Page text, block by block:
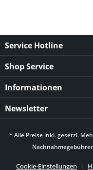
Service Hotline
Shop Service
Informationen
Newsletter
* Alle Preise inkl. gesetzl.
Cookie-Einstellungen